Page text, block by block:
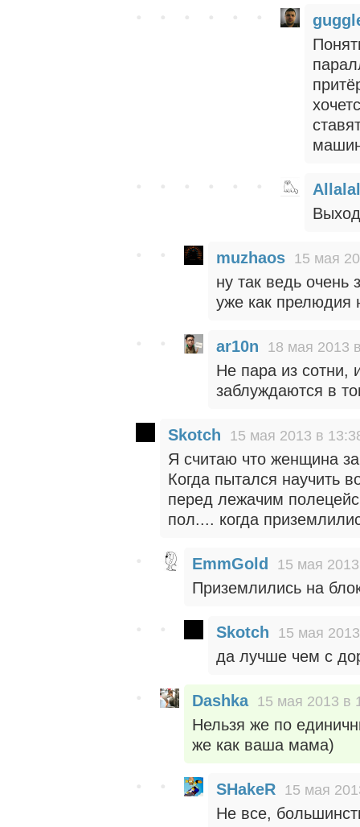
muzhaos 15 мая
ну так ведь очень
уже как прелюдия
ar10n 18 мая 2013
Не пара из
заблуждаются в
Skotch 15 мая 2013 в
Я считаю что женщина
Когда пытался научить
перед лежачим
пол.... когда
EmmGold 15 мая
Приземлились на
Skotch 15 мая
да лучше чем с
Dashka 15 мая 2013 в
Нельзя же по
же как ваша мама)
SHakeR 15 мая
Не все,